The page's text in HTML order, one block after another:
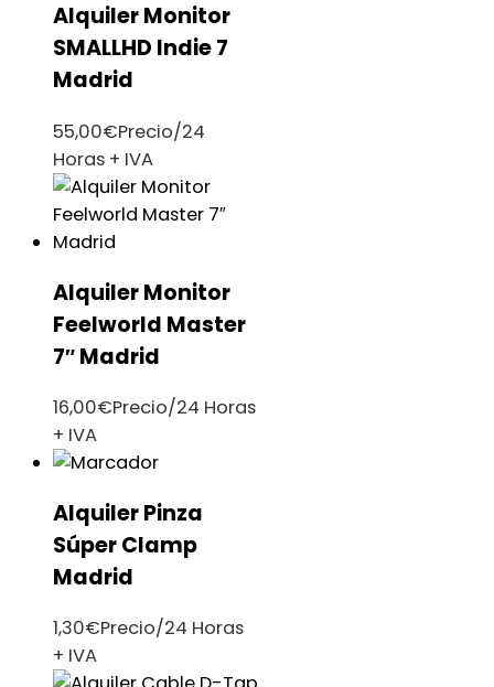
Alquiler Monitor
SMALLHD Indie 7
Madrid
55,00€Precio/24
Horas + IVA
Alquiler Monitor
Feelworld Master
7″ Madrid
16,00€Precio/24 Horas
+ IVA
Alquiler Pinza
Súper Clamp
Madrid
1,30€Precio/24 Horas
+ IVA